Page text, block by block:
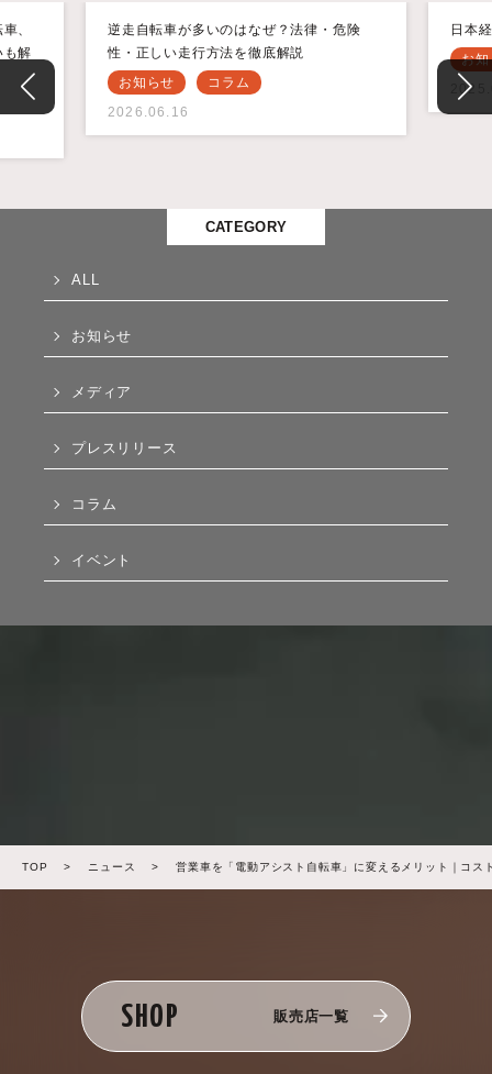
、
も解
逆走自転車が多いのはなぜ？法律・危険
性・正しい走行方法を徹底解説
お知らせ
コラム
2026.06.16
日本
お
CATEGORY
ALL
お知らせ
メディア
プレスリリース
コラム
イベント
TOP > ニュース > 営業車を「電動アシスト自転車」に変えるメリット｜コス
SHOP 販売店一覧